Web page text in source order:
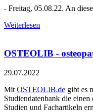
- Freitag, 05.08.22. An
Weiterlesen
OSTEOLIB -
29.07.2022
Mit OSTEOLIB.de gibt es
Studiendatenbank die
Studien und Fachartikeln